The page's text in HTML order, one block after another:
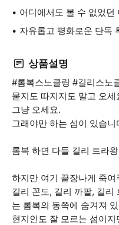
어디에서도 볼 수 없었던
자유롭고 평화로운 단독
상품설명
#롬복스노클링 #길리스노
묻지도 따지지도 말고 오세
그냥 오세요.
그래야만 하는 섬이 있습니
롬복 하면 다들 길리 트라
하지만 여기 끝장나게 죽
길리 꼰도, 길리 까팔, 길리
는 롬복의 동쪽에 숨겨져
현지인도 잘 모르는 섬이